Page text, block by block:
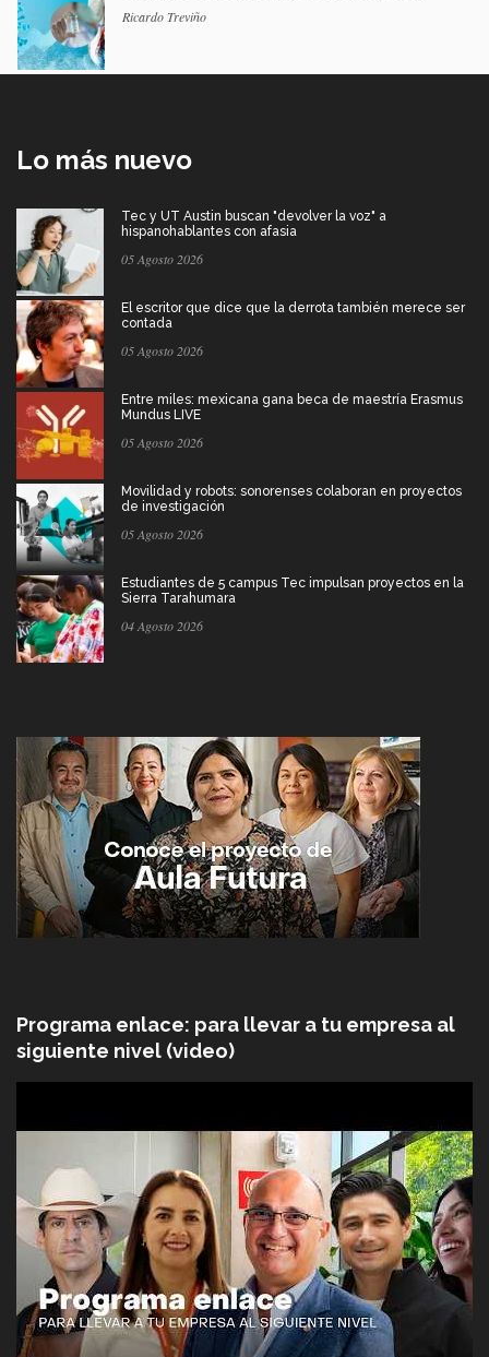
Ricardo Treviño
Lo más nuevo
Tec y UT Austin buscan "devolver la voz" a
hispanohablantes con afasia
05 Agosto 2026
El escritor que dice que la derrota también merece ser
contada
05 Agosto 2026
Entre miles: mexicana gana beca de maestría Erasmus
Mundus LIVE
05 Agosto 2026
Movilidad y robots: sonorenses colaboran en proyectos
de investigación
05 Agosto 2026
Estudiantes de 5 campus Tec impulsan proyectos en la
Sierra Tarahumara
04 Agosto 2026
Programa enlace: para llevar a tu empresa al
siguiente nivel (video)